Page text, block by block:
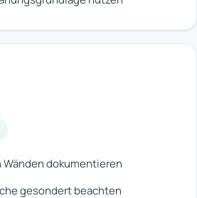
dokumentieren
gesondert beachten